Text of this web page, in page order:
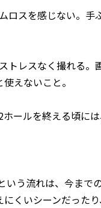
ロスを感じない。手
トレスなく撮れる。
えないこと。
ールを終える頃に
う流れは、今まで
くいシーンだった